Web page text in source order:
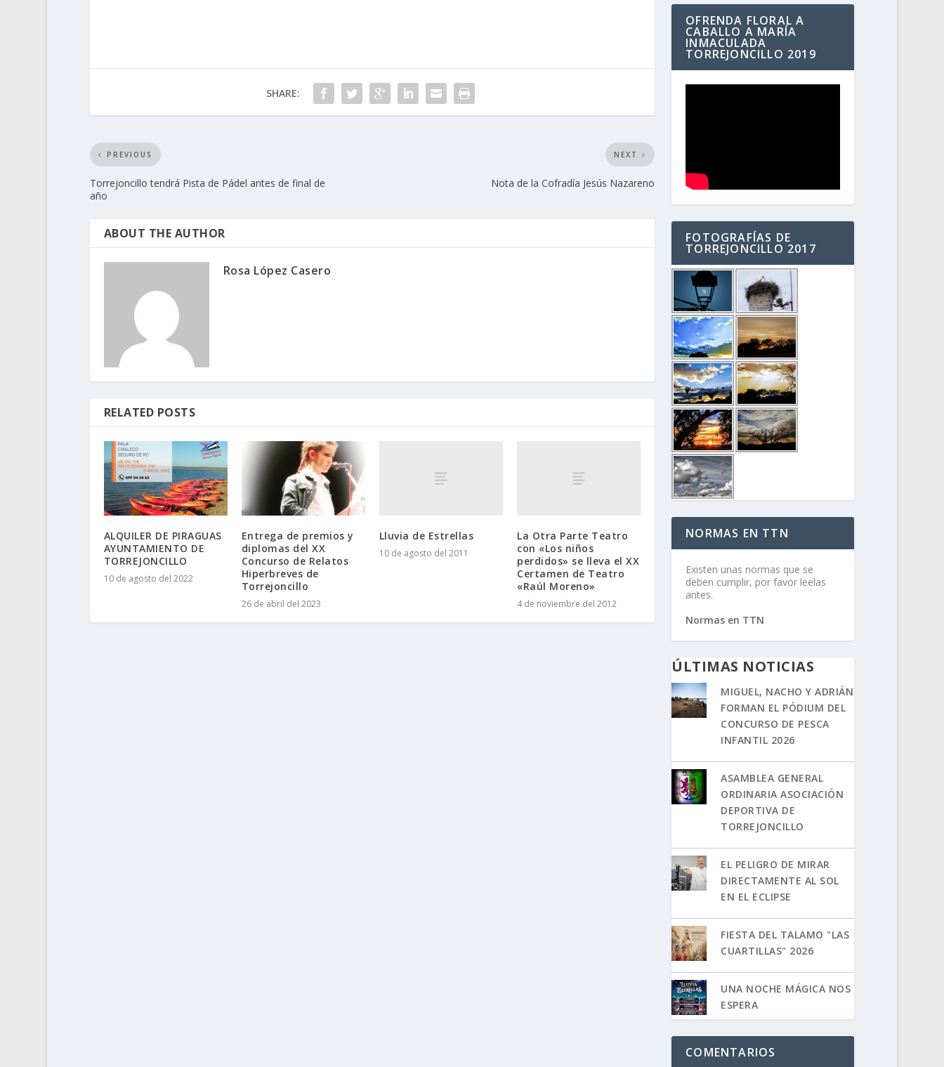
SHARE:
PREVIOUS
Torrejoncillo tendrá Pista de Pádel antes de final de
año
NEXT
Nota de la Cofradía Jesús Nazareno
ABOUT THE AUTHOR
Rosa López Casero
RELATED POSTS
ALQUILER DE PIRAGUAS
AYUNTAMIENTO DE
TORREJONCILLO
10 de agosto del 2022
Entrega de premios y
diplomas del XX
Concurso de Relatos
Hiperbreves de
Torrejoncillo
26 de abril del 2023
Lluvia de Estrellas
10 de agosto del 2011
La Otra Parte Teatro
con «Los niños
perdidos» se lleva el XX
Certamen de Teatro
«Raúl Moreno»
4 de noviembre del 2012
OFRENDA FLORAL A
CABALLO A MARÍA
INMACULADA
TORREJONCILLO 2019
FOTOGRAFÍAS DE
TORREJONCILLO 2017
NORMAS EN TTN
Existen unas normas que se
deben cumplir, por favor leelas
antes.
Normas en TTN
ÚLTIMAS NOTICIAS
MIGUEL, NACHO Y ADRIÁN
FORMAN EL PÓDIUM DEL
CONCURSO DE PESCA
INFANTIL 2026
ASAMBLEA GENERAL
ORDINARIA ASOCIACIÓN
DEPORTIVA DE
TORREJONCILLO
EL PELIGRO DE MIRAR
DIRECTAMENTE AL SOL
EN EL ECLIPSE
FIESTA DEL TALAMO "LAS
CUARTILLAS" 2026
UNA NOCHE MÁGICA NOS
ESPERA
COMENTARIOS